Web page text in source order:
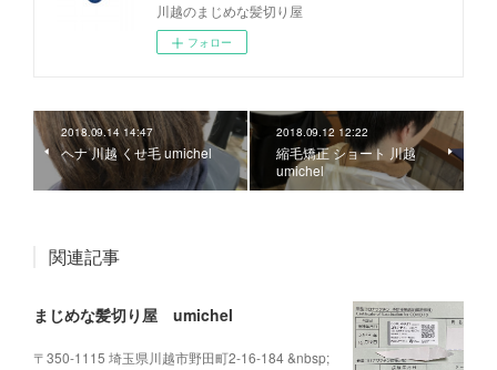
川越のまじめな髪切り屋
フォロー
2018.09.14 14:47
ヘナ 川越 くせ毛 umichel
2018.09.12 12:22
縮毛矯正 ショート 川越
umichel
関連記事
まじめな髪切り屋 umichel
〒350-1115 埼玉県川越市野田町2-16-184 &nbsp;